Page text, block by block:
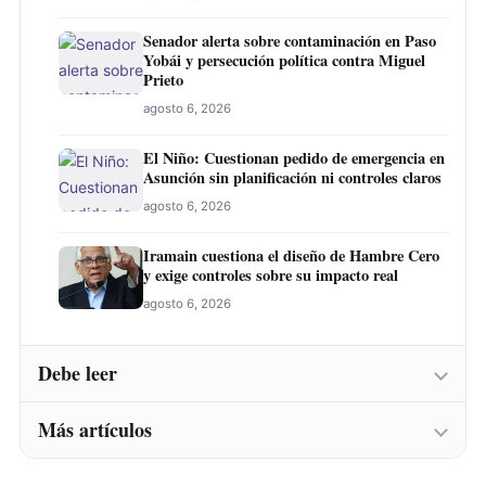
Senador alerta sobre contaminación en Paso
Yobái y persecución política contra Miguel
Prieto
agosto 6, 2026
El Niño: Cuestionan pedido de emergencia en
Asunción sin planificación ni controles claros
agosto 6, 2026
Iramain cuestiona el diseño de Hambre Cero
y exige controles sobre su impacto real
agosto 6, 2026
Debe leer
Abogado laboralista cuestiona demora fiscal
Más artículos